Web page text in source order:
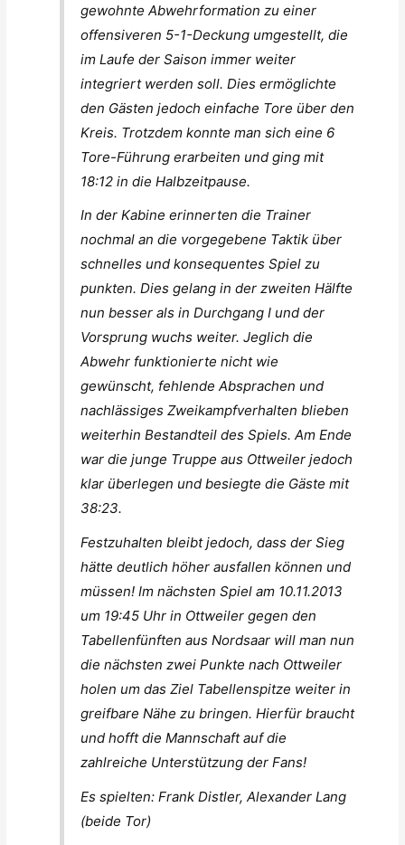
gewohnte Abwehrformation zu einer
offensiveren 5-1-Deckung umgestellt, die
im Laufe der Saison immer weiter
integriert werden soll. Dies ermöglichte
den Gästen jedoch einfache Tore über den
Kreis. Trotzdem konnte man sich eine 6
Tore-Führung erarbeiten und ging mit
18:12 in die Halbzeitpause.
In der Kabine erinnerten die Trainer
nochmal an die vorgegebene Taktik über
schnelles und konsequentes Spiel zu
punkten. Dies gelang in der zweiten Hälfte
nun besser als in Durchgang I und der
Vorsprung wuchs weiter. Jeglich die
Abwehr funktionierte nicht wie
gewünscht, fehlende Absprachen und
nachlässiges Zweikampfverhalten blieben
weiterhin Bestandteil des Spiels. Am Ende
war die junge Truppe aus Ottweiler jedoch
klar überlegen und besiegte die Gäste mit
38:23.
Festzuhalten bleibt jedoch, dass der Sieg
hätte deutlich höher ausfallen können und
müssen! Im nächsten Spiel am 10.11.2013
um 19:45 Uhr in Ottweiler gegen den
Tabellenfünften aus Nordsaar will man nun
die nächsten zwei Punkte nach Ottweiler
holen um das Ziel Tabellenspitze weiter in
greifbare Nähe zu bringen. Hierfür braucht
und hofft die Mannschaft auf die
zahlreiche Unterstützung der Fans!
Es spielten: Frank Distler, Alexander Lang
(beide Tor)